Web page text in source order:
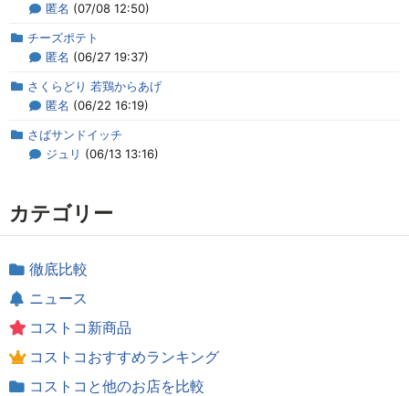
匿名 (07/08 12:50)
チーズポテト
匿名 (06/27 19:37)
さくらどり 若鶏からあげ
匿名 (06/22 16:19)
さばサンドイッチ
ジュリ (06/13 13:16)
カテゴリー
徹底比較
ニュース
コストコ新商品
コストコおすすめランキング
コストコと他のお店を比較